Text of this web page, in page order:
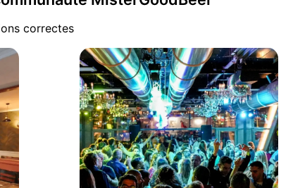
correctes